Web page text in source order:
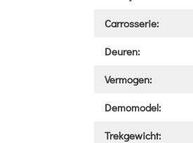
Carrosserie:
Deuren:
Vermogen:
Demomodel:
Trekgewicht: